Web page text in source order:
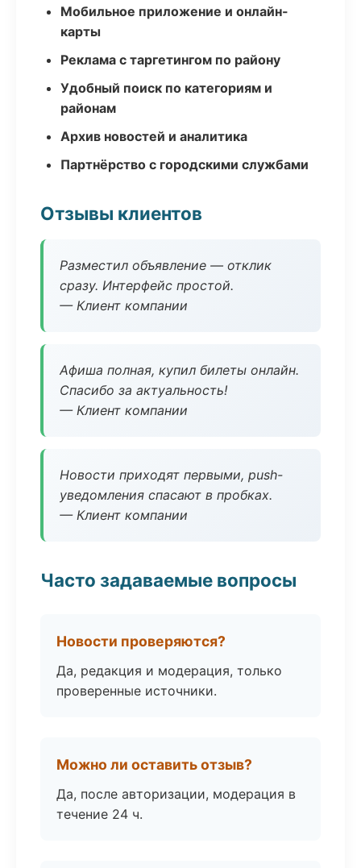
Мобильное приложение и онлайн-
карты
Реклама с таргетингом по району
Удобный поиск по категориям и
районам
Архив новостей и аналитика
Партнёрство с городскими службами
Отзывы клиентов
Разместил объявление — отклик
сразу. Интерфейс простой.
— Клиент компании
Афиша полная, купил билеты онлайн.
Спасибо за актуальность!
— Клиент компании
Новости приходят первыми, push-
уведомления спасают в пробках.
— Клиент компании
Часто задаваемые вопросы
Новости проверяются?
Да, редакция и модерация, только
проверенные источники.
Можно ли оставить отзыв?
Да, после авторизации, модерация в
течение 24 ч.